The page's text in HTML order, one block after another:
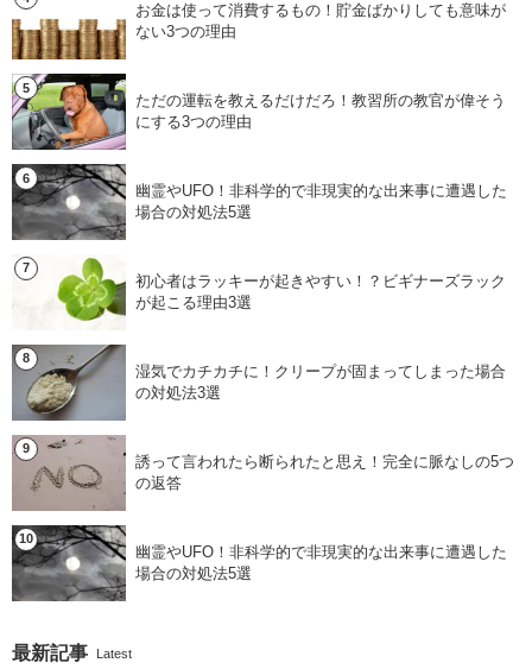
お金は使って消費するもの！貯金ばかりしても意味が
ない3つの理由
ただの運転を教えるだけだろ！教習所の教官が偉そう
にする3つの理由
幽霊やUFO！非科学的で非現実的な出来事に遭遇した
場合の対処法5選
初心者はラッキーが起きやすい！？ビギナーズラック
が起こる理由3選
湿気でカチカチに！クリープが固まってしまった場合
の対処法3選
誘って言われたら断られたと思え！完全に脈なしの5つ
の返答
幽霊やUFO！非科学的で非現実的な出来事に遭遇した
場合の対処法5選
最新記事 Latest